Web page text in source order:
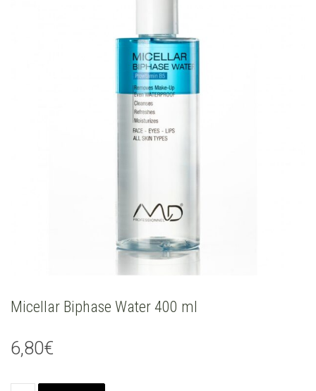
Micellar Biphase Water 400 ml
6,80€